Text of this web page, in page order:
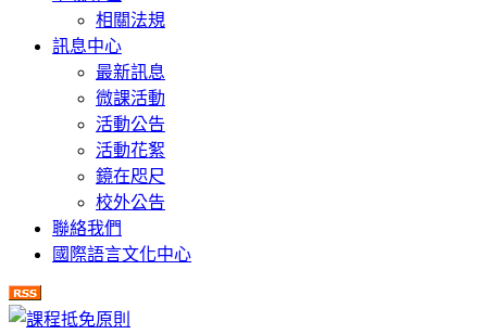
相關法規
訊息中心
最新訊息
微課活動
活動公告
活動花絮
鏡在咫尺
校外公告
聯絡我們
國際語言文化中心